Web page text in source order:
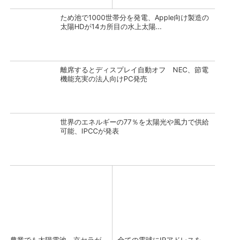
ため池で1000世帯分を発電、Apple向け製造の
太陽HDが14カ所目の水上太陽...
離席するとディスプレイ自動オフ NEC、節電
機能充実の法人向けPC発売
世界のエネルギーの77％を太陽光や風力で供給
可能、IPCCが発表